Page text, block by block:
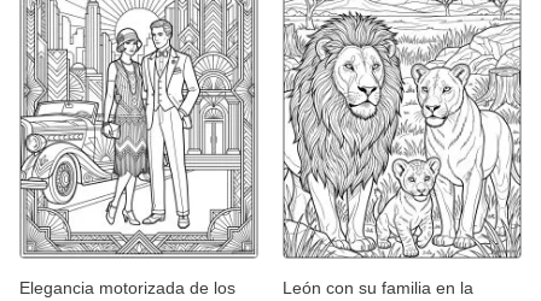
Elegancia motorizada de los
León con su familia en la